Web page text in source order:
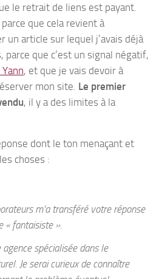
le retrait de liens est payant.
que cela revient à
un article sur lequel j’avais déjà
parce que c’est un signal négatif,
, et que je vais devoir à
mon site. Le premier
, il y a des limites à la
dont le ton menaçant et
choses :
m’a transféré votre réponse
« fantaisiste ».
spécialisée dans le
Je serai curieux de connaître